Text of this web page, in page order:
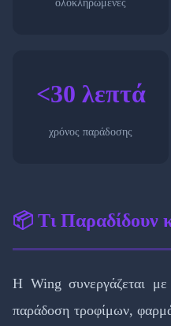
ολοκληρωμένες
<30 λεπτά
χρόνος παράδοσης
📦 Τι Παραδίδουν
Η Wing συνεργάζεται
παράδοση τροφίμων,